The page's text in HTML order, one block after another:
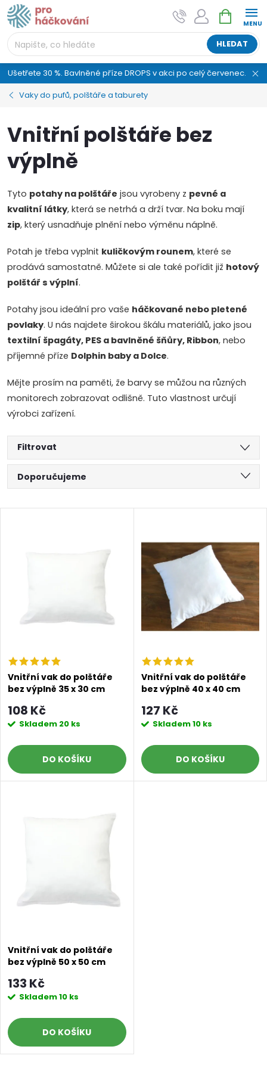
Přejít
na
obsah
HLEDAT
NÁKUPNÍ
KOŠÍK
Ušetřete 30 %. Bavlněné příze DROPS v akci po celý červenec.
Vaky do pufů, polštáře a taburety
Vnitřní polštáře bez
výplně
Tyto potahy na polštáře jsou vyrobeny z pevné a
kvalitní látky, která se netrhá a drží tvar. Na boku mají
zip, který usnadňuje plnění nebo výměnu náplně.
Potah je třeba vyplnit kuličkovým rounem, které se
prodává samostatně. Můžete si ale také pořídit již hotový
polštář s výplní.
Potahy jsou ideální pro vaše háčkované nebo pletené
povlaky. U nás najdete širokou škálu materiálů, jako jsou
textilní špagáty, PES a bavlněné šňůry, Ribbon, nebo
příjemné příze Dolphin baby a Dolce.
Mějte prosím na paměti, že barvy se můžou na různých
monitorech zobrazovat odlišně. Tuto vlastnost určují
výrobci zařízení.
Filtrovat
Ř
a
p
r
o
d
u
Doporučujeme
p
r
o
d
u
Vnitřní vak do polštáře
bez výplně 35 x 30 cm
108 Kč
Skladem 20 ks
DO KOŠÍKU
Vnitřní vak do polštáře
bez výplně 40 x 40 cm
127 Kč
Skladem10 ks
DO KOŠÍKU
Vnitřní vak do polštáře
bez výplně 50 x 50 cm
133 Kč
Skladem10 ks
DO KOŠÍKU
AI asistent "pani Klubíčková" –
ProHackovani.cz
Jsme e-shop s více než osmiletou tradicí a máme pro
vás připraveno více než 25 tisíc produktů. Vše skladem,
připravené k odeslání.